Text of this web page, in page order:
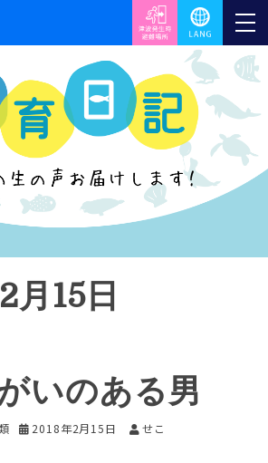
月15日
いのある男
2018年2月15日 せこ